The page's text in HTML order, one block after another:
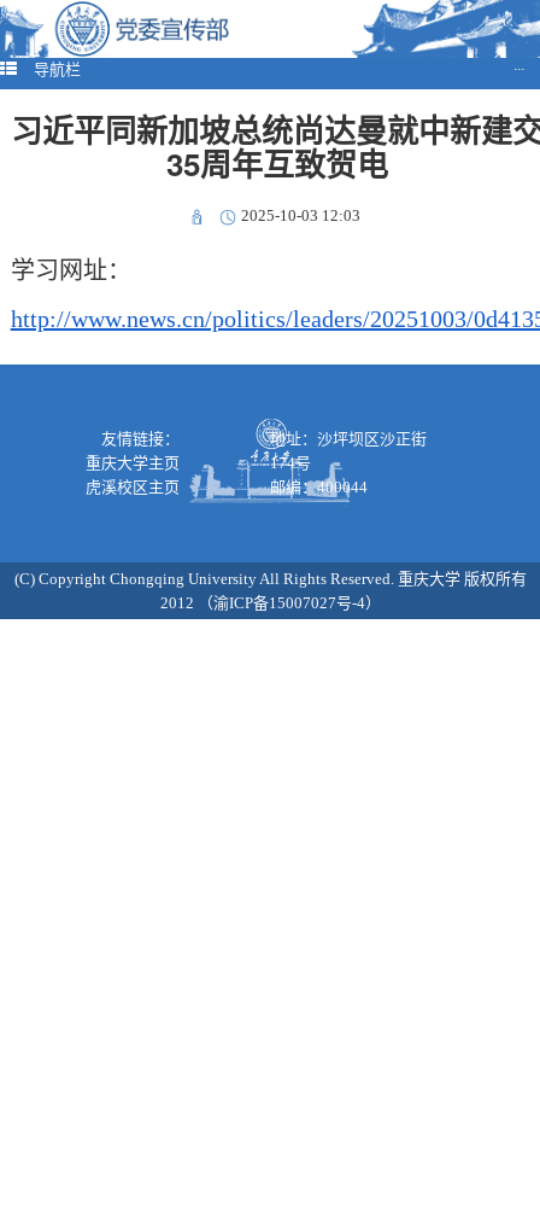
导航栏 ···
习近平同新加坡总统尚达曼就中新建
35周年互致贺电
2025-10-03 12:03
学习网址：
http://www.news.cn/politics/leaders/20251003/
友情链接：
重庆大学主页
虎溪校区主页
地址：沙坪坝区沙正街
174号
邮编：400044
(C) Copyright Chongqing University All Rights Reserved. 重庆大学 版权所有
2012 （渝ICP备15007027号-4）